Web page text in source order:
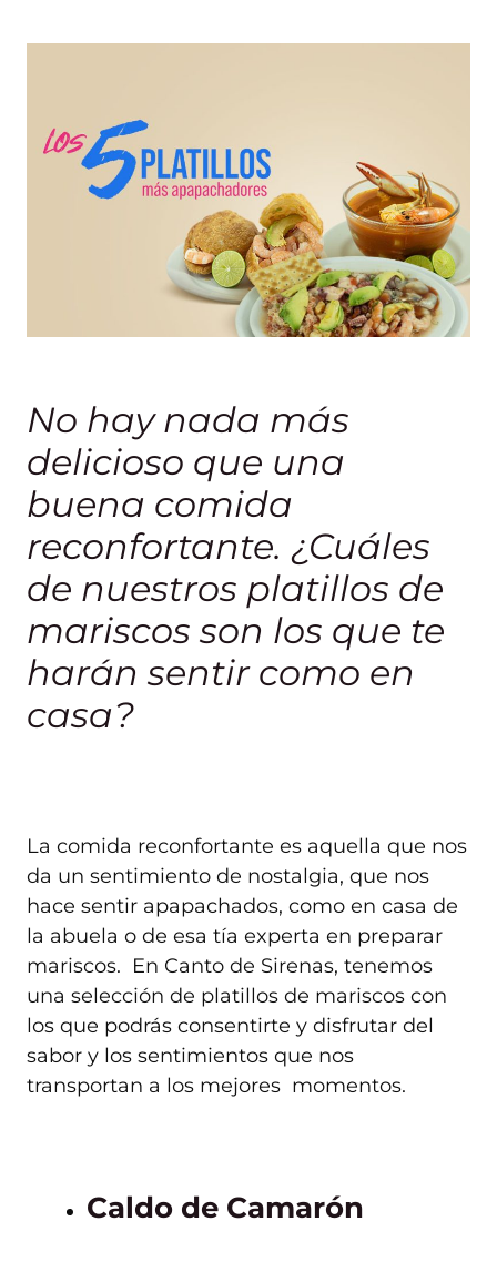
No hay nada más
delicioso que una
buena comida
reconfortante. ¿Cuáles
de nuestros platillos de
mariscos son los que te
harán sentir como en
casa?
La comida reconfortante es aquella que nos
da un sentimiento de nostalgia, que nos
hace sentir apapachados, como en casa de
la abuela o de esa tía experta en preparar
mariscos. En Canto de Sirenas, tenemos
una selección de platillos de mariscos con
los que podrás consentirte y disfrutar del
sabor y los sentimientos que nos
transportan a los mejores momentos.
Caldo de Camarón